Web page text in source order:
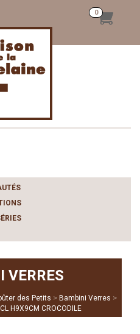
VERRES
des Petits > Bambini Verres >
H9X9CM CROCODILE